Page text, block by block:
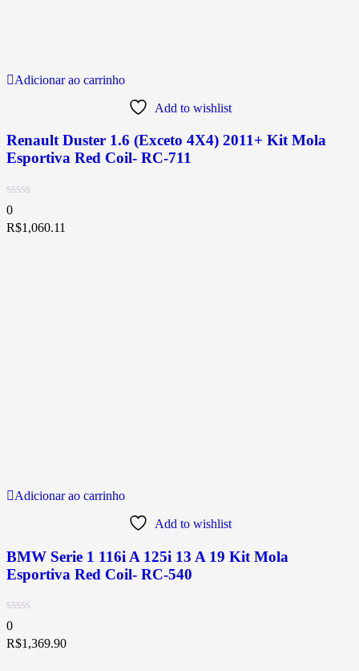
Adicionar ao carrinho
Add to wishlist
Renault Duster 1.6 (Exceto 4X4) 2011+ Kit Mola
Esportiva Red Coil- RC-711
0
R$1,060.11
Adicionar ao carrinho
Add to wishlist
BMW Serie 1 116i A 125i 13 A 19 Kit Mola
Esportiva Red Coil- RC-540
0
R$1,369.90